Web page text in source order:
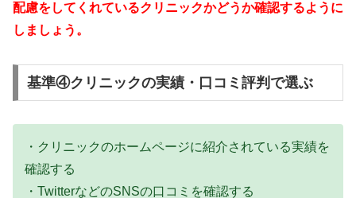
配慮をしてくれているクリニックかどうか確認するように
しましょう。
基準④クリニックの実績・口コミ評判で選ぶ
・クリニックのホームページに紹介されている実績を
確認する
・TwitterなどのSNSの口コミを確認する